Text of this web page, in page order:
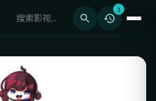
1